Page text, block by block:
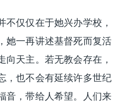
不仅仅在于她兴办学校，
她一再讲述基督死而复活
向天主。若无教会存在，
，也不会有延续许多世纪
音，带给人希望。人们来